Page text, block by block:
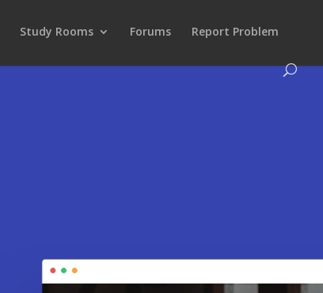
Study Rooms Forums Report Problem